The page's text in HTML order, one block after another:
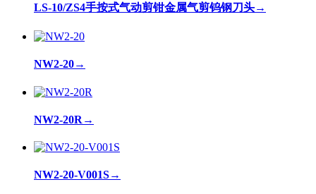
LS-10/ZS4手按式气动剪钳金属气剪钨钢刀头→
NW2-20→
NW2-20R →
NW2-20-V001S→